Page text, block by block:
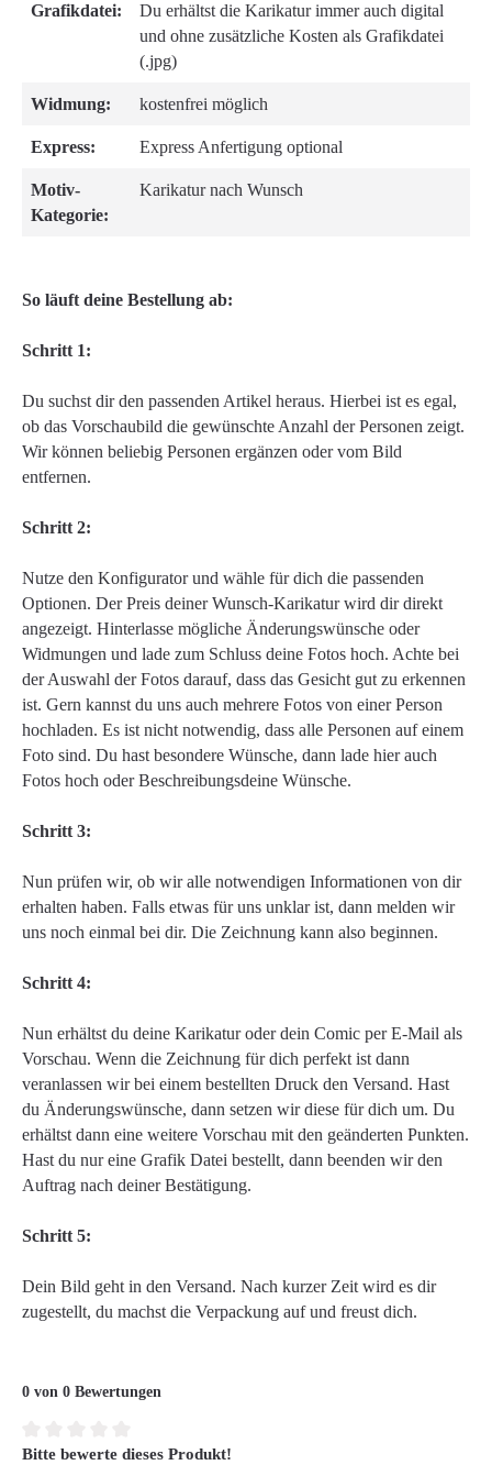
Grafikdatei:
Du erhältst die Karikatur immer auch digital
und ohne zusätzliche Kosten als Grafikdatei
(.jpg)
Widmung: kostenfrei möglich
Express: Express Anfertigung optional
Motiv-
Kategorie:
Karikatur nach Wunsch
So läuft deine Bestellung ab:
Schritt 1:
Du suchst dir den passenden Artikel heraus. Hierbei ist es egal,
ob das Vorschaubild die gewünschte Anzahl der Personen zeigt.
Wir können beliebig Personen ergänzen oder vom Bild
entfernen.
Schritt 2:
Nutze den Konfigurator und wähle für dich die passenden
Optionen. Der Preis deiner Wunsch-Karikatur wird dir direkt
angezeigt. Hinterlasse mögliche Änderungswünsche oder
Widmungen und lade zum Schluss deine Fotos hoch. Achte bei
der Auswahl der Fotos darauf, dass das Gesicht gut zu erkennen
ist. Gern kannst du uns auch mehrere Fotos von einer Person
hochladen. Es ist nicht notwendig, dass alle Personen auf einem
Foto sind. Du hast besondere Wünsche, dann lade hier auch
Fotos hoch oder Beschreibungsdeine Wünsche.
Schritt 3:
Nun prüfen wir, ob wir alle notwendigen Informationen von dir
erhalten haben. Falls etwas für uns unklar ist, dann melden wir
uns noch einmal bei dir. Die Zeichnung kann also beginnen.
Schritt 4:
Nun erhältst du deine Karikatur oder dein Comic per E-Mail als
Vorschau. Wenn die Zeichnung für dich perfekt ist dann
veranlassen wir bei einem bestellten Druck den Versand. Hast
du Änderungswünsche, dann setzen wir diese für dich um. Du
erhältst dann eine weitere Vorschau mit den geänderten Punkten.
Hast du nur eine Grafik Datei bestellt, dann beenden wir den
Auftrag nach deiner Bestätigung.
Schritt 5:
Dein Bild geht in den Versand. Nach kurzer Zeit wird es dir
zugestellt, du machst die Verpackung auf und freust dich.
0 von 0 Bewertungen
Durchschnittliche Bewertung von 0 von 5 Sternen
Bitte bewerte dieses Produkt!